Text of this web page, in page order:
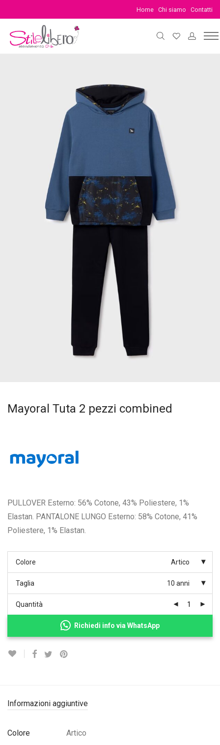
Home Chi siamo Contatti
Mayoral Tuta 2 pezzi combined
PULLOVER Esterno: 56% Cotone, 43% Poliestere, 1%
Elastan. PANTALONE LUNGO Esterno: 58% Cotone, 41%
Poliestere, 1% Elastan.
Colore Artico
Taglia 10 anni
Quantità
Richiedi info via WhatsApp
Informazioni aggiuntive
Colore Artico